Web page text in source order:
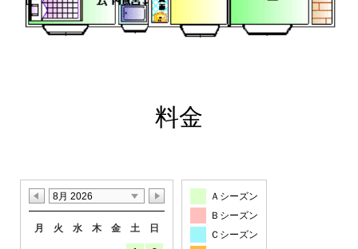
料金
8月 2026
月 火 水 木 金 土 日
Ａシーズン
Ｂシーズン
Ｃシーズン